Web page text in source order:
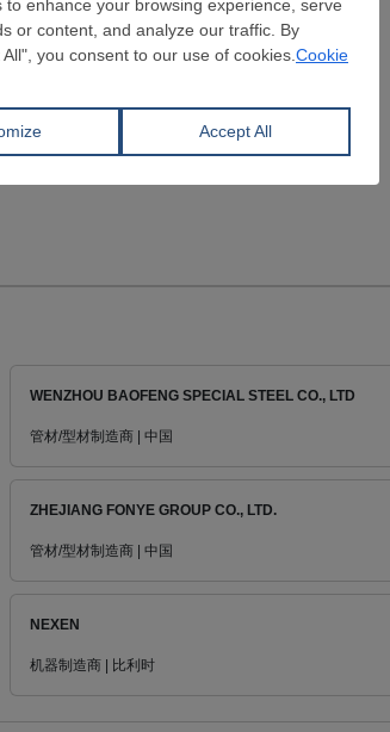
WENZHOU BAOFENG SPECIAL STEEL CO., LTD
管材/型材制造商 | 中国
ZHEJIANG FONYE GROUP CO., LTD.
管材/型材制造商 | 中国
NEXEN
机器制造商 | 比利时